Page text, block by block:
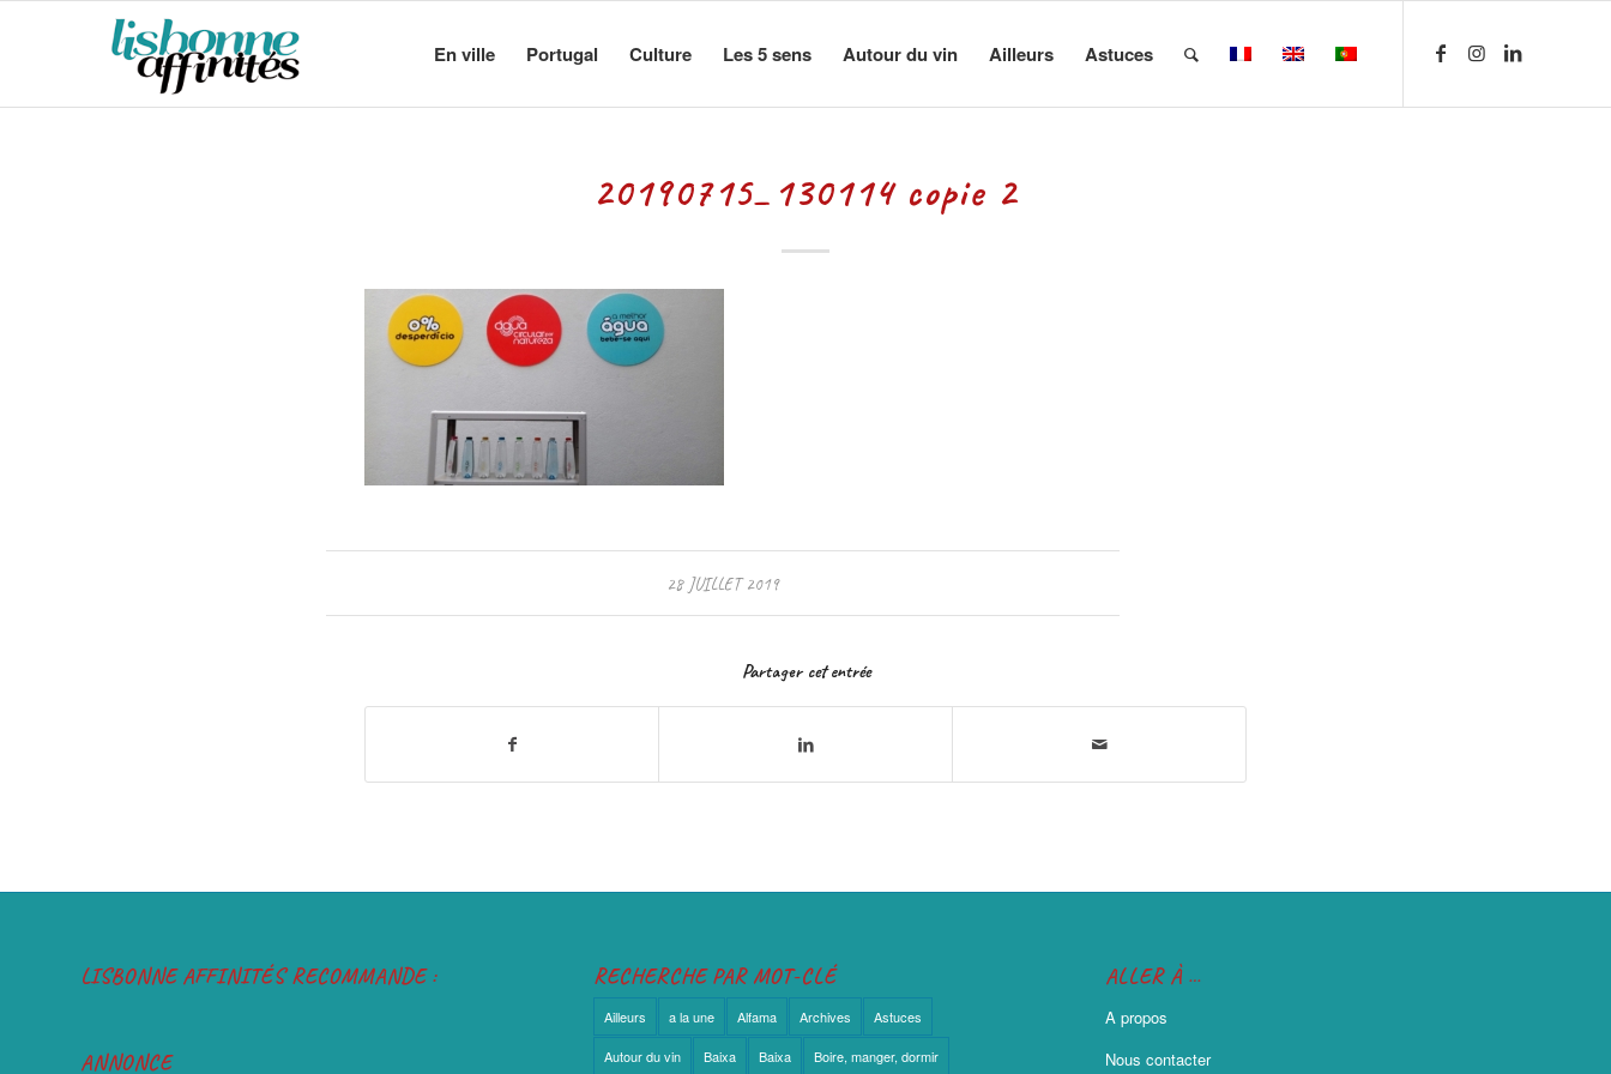
En ville Portugal Culture Les 5 sens Autour du vin Ailleurs Astuces
20190715_130114 copie 2
28 JUILLET 2019
Partager cet entrée
LISBONNE AFFINITÉS RECOMMANDE :
ANNONCE
RECHERCHE PAR MOT-CLÉ
Ailleurs a la une Alfama Archives Astuces
Autour du vin Baixa Baixa Boire, manger, dormir
ALLER À …
A propos
Nous contacter